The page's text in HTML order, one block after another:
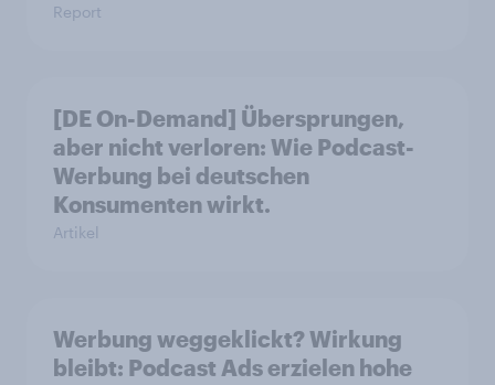
Report
[DE On-Demand] Übersprungen,
aber nicht verloren: Wie Podcast-
Werbung bei deutschen
Konsumenten wirkt.
Artikel
Werbung weggeklickt? Wirkung
bleibt: Podcast Ads erzielen hohe